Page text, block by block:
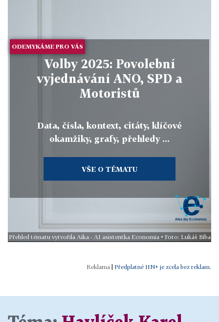
ODEMYKÁME PRO VÁS
Volby 2025: Povolební
vyjednávání ANO, SPD a
Motoristů
Data, čísla, kontext, citáty, klíčové
okamžiky, grafy, přehledy ...
VŠE O TÉMATU
Přehled tématu vytvořila Aika - AI asistentka Economia • Foto: Lukáš Bíba
| Předplatné HN+ je zcela bez reklam.